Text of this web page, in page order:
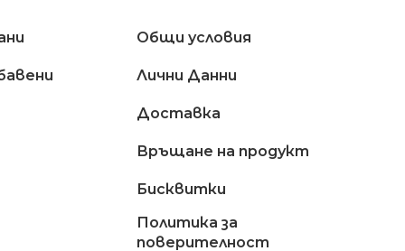
Общи условия
Лични Данни
Доставкa
Връщане на продукт
Бисквитки
Политика за
поверителност